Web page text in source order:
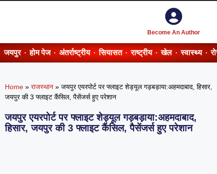
Become An Author
जयपुर होम पेज अंतर्राष्ट्रीय सियासत राष्ट्रीय खेल स्वास्थ्य
Home » राजस्थान » जयपुर एयरपोर्ट पर फ्लाइट शेड्यूल गड़बड़ाया:अहमदाबाद, हिसार,
जयपुर की 3 फ्लाइट कैंसिल, पैसेंजर्स हुए परेशान
जयपुर एयरपोर्ट पर फ्लाइट शेड्यूल गड़बड़ाया:अहमदाबाद,
हिसार, जयपुर की 3 फ्लाइट कैंसिल, पैसेंजर्स हुए परेशान